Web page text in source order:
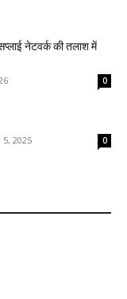
नेटवर्क की तलाश में
0
2025 0